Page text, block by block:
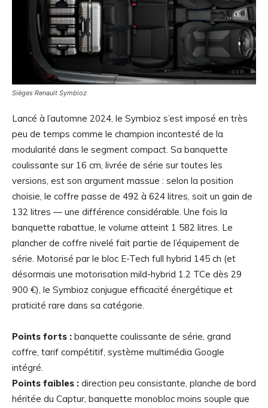
Sièges Renault Symbioz
Lancé à l’automne 2024, le Symbioz s’est imposé en très
peu de temps comme le champion incontesté de la
modularité dans le segment compact. Sa banquette
coulissante sur 16 cm, livrée de série sur toutes les
versions, est son argument massue : selon la position
choisie, le coffre passe de 492 à 624 litres, soit un gain de
132 litres — une différence considérable. Une fois la
banquette rabattue, le volume atteint 1 582 litres. Le
plancher de coffre nivelé fait partie de l’équipement de
série. Motorisé par le bloc E-Tech full hybrid 145 ch (et
désormais une motorisation mild-hybrid 1.2 TCe dès 29
900 €), le Symbioz conjugue efficacité énergétique et
praticité rare dans sa catégorie.
Points forts : banquette coulissante de série, grand
coffre, tarif compétitif, système multimédia Google
intégré.
Points faibles : direction peu consistante, planche de bord
héritée du Captur, banquette monobloc moins souple que